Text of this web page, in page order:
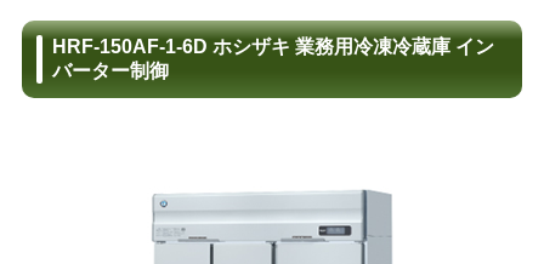
HRF-150AF-1-6D ホシザキ 業務用冷凍冷蔵庫 イン
バーター制御